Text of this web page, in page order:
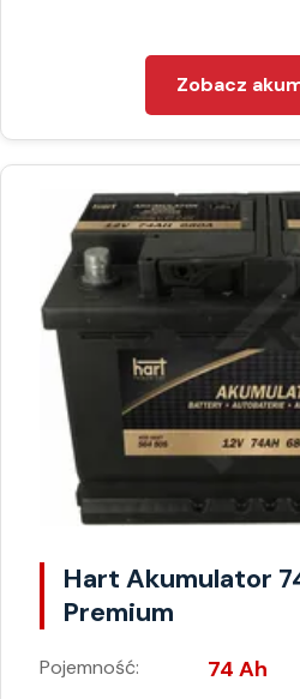
Zobacz
Hart Akumulator
Premium
Pojemność: 74 Ah